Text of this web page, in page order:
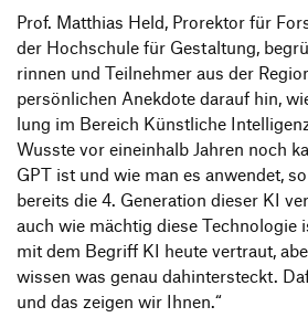
Prof. Matthias Held, Prorektor für
der Hoch­schule für Gestal­tung,
rinnen und Teil­nehmer aus der
persön­li­chen Anek­dote darauf hin,
lung im Bereich Künst­liche
Wusste vor einein­halb Jahren noch
GPT ist und wie man es anwendet,
bereits die 4. Gene­ra­tion dieser KI
auch wie mächtig diese Tech­no­logie
mit dem Begriff KI heute vertraut,
wissen was genau dahin­ter­steckt.
und das zeigen wir Ihnen.“